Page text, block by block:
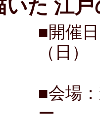
いた 江
■開催
（日）
■会場
ー